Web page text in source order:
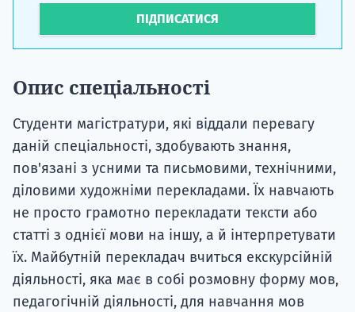
ПІДПИСАТИСЯ
Опис спеціальності
Студенти магістратури, які віддали перевагу
даній спеціальності, здобувають знання,
пов'язані з усними та письмовими, технічними,
діловими художніми перекладами. Їх навчають
не просто грамотно перекладати тексти або
статті з однієї мови на іншу, а й інтерпретувати
їх. Майбутній перекладач вчиться екскурсійній
діяльності, яка має в собі розмовну форму мов,
педагогічній діяльності, для навчання мов